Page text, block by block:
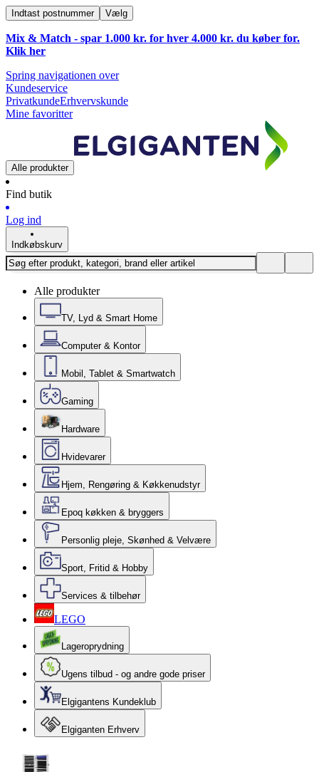
Indtast postnummer Vælg
Mix & Match - spar 1.000 kr. for hver 4.000 kr. du køber for.
Klik her
Spring navigationen over
Kundeservice
PrivatkundeErhvervskunde
Mine favoritter
Alle produkter
Find butik
Log ind
Indkøbskurv
Alle produkter
TV, Lyd & Smart Home
Computer & Kontor
Mobil, Tablet & Smartwatch
Gaming
Hardware
Hvidevarer
Hjem, Rengøring & Køkkenudstyr
Epoq køkken & bryggers
Personlig pleje, Skønhed & Velvære
Sport, Fritid & Hobby
Services & tilbehør
LEGO
Lageroprydning
Ugens tilbud - og andre gode priser
Elgigantens Kundeklub
Elgiganten Erhverv